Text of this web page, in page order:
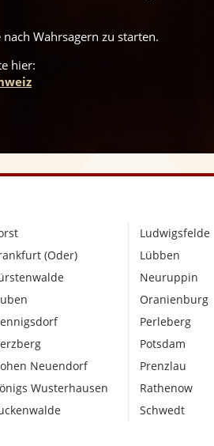
Wahrsagern zu starten.
hier:
(Oder)
Neuendorf
Wusterhausen
Ludwigsfelde
Lübben
Neuruppin
Oranienburg
Perleberg
Potsdam
Prenzlau
Rathenow
Schwedt